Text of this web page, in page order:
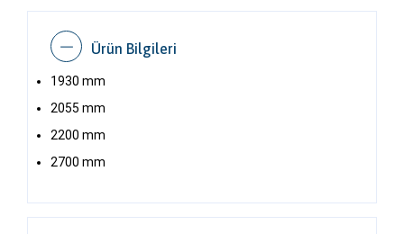
Ürün Bilgileri
1930 mm
2055 mm
2200 mm
2700 mm